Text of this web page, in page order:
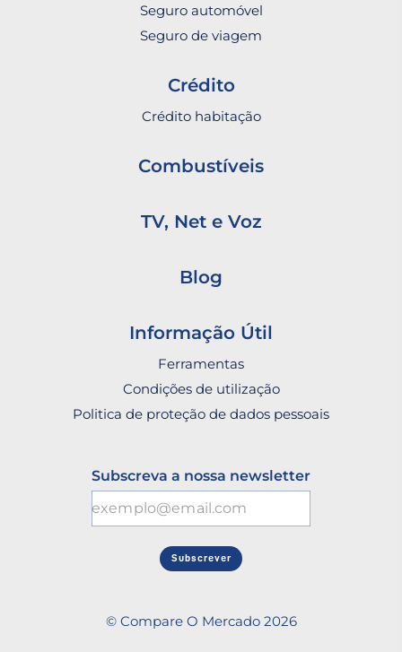
Seguro automóvel
Seguro de viagem
Crédito
Crédito habitação
Combustíveis
TV, Net e Voz
Blog
Informação Útil
Ferramentas
Condições de utilização
Politica de proteção de dados pessoais
Subscreva a nossa newsletter
Subscrever
© Compare O Mercado 2026